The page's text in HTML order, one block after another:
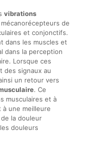
vibrations
de
et conjonctifs.
dans les muscles et
dans la perception
Lorsque ces
des signaux au
un retour vers
. Ce
musculaires et à
une meilleure
la douleur
douleurs